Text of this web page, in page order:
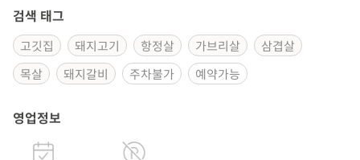
검색 태그
고깃집 돼지고기 항정살 가브리살
삼겹살
목살
돼지갈비 주차불가 예약가능
영업정보